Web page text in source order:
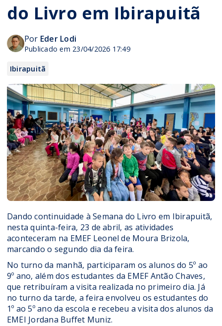
do Livro em Ibirapuitã
Por Eder Lodi
Publicado em 23/04/2026 17:49
Ibirapuitã
Dando continuidade à Semana do Livro em Ibirapuitã,
nesta quinta-feira, 23 de abril, as atividades
aconteceram na EMEF Leonel de Moura Brizola,
marcando o segundo dia da feira.
No turno da manhã, participaram os alunos do 5º ao
9º ano, além dos estudantes da EMEF Antão Chaves,
que retribuíram a visita realizada no primeiro dia. Já
no turno da tarde, a feira envolveu os estudantes do
1º ao 5º ano da escola e recebeu a visita dos alunos da
EMEI Jordana Buffet Muniz.